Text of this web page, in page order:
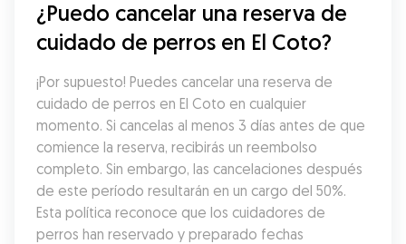
¿Puedo cancelar una reserva de
cuidado de perros en El Coto?
¡Por supuesto! Puedes cancelar una reserva de
cuidado de perros en El Coto en cualquier
momento. Si cancelas al menos 3 días antes de que
comience la reserva, recibirás un reembolso
completo. Sin embargo, las cancelaciones después
de este período resultarán en un cargo del 50%.
Esta política reconoce que los cuidadores de
perros han reservado y preparado fechas